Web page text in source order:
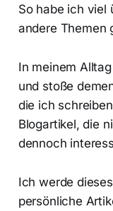
So habe ich viel
andere Themen
In meinem
und stoße
die ich
Blogartikel, die
dennoch
Ich werde
persönliche